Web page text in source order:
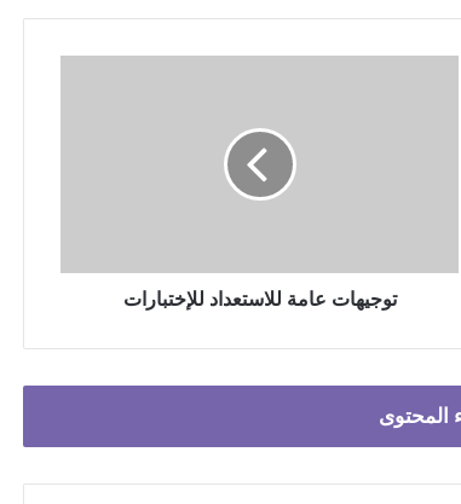
توجيهات عامة للاستعداد للإختبارات
المحتوى